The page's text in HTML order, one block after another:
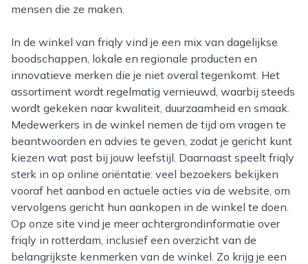
mensen die ze maken.
In de winkel van friqly vind je een mix van dagelijkse
boodschappen, lokale en regionale producten en
innovatieve merken die je niet overal tegenkomt. Het
assortiment wordt regelmatig vernieuwd, waarbij steeds
wordt gekeken naar kwaliteit, duurzaamheid en smaak.
Medewerkers in de winkel nemen de tijd om vragen te
beantwoorden en advies te geven, zodat je gericht kunt
kiezen wat past bij jouw leefstijl. Daarnaast speelt friqly
sterk in op online oriëntatie: veel bezoekers bekijken
vooraf het aanbod en actuele acties via de website, om
vervolgens gericht hun aankopen in de winkel te doen.
Op onze site vind je meer achtergrondinformatie over
friqly in rotterdam, inclusief een overzicht van de
belangrijkste kenmerken van de winkel. Zo krijg je een